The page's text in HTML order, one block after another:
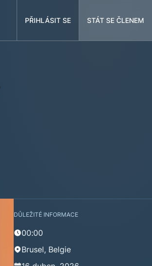
PŘIHLÁSIT SE STÁT SE ČLENEM
DŮLEŽITÉ INFORMACE
00:00
Brusel, Belgie